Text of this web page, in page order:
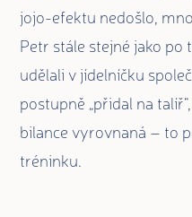
jojo-efektu nedošlo,
Petr stále stejné jako po
udělali v jídelníčku
postupně „přidal na
bilance vyrovnaná – to
tréninku.